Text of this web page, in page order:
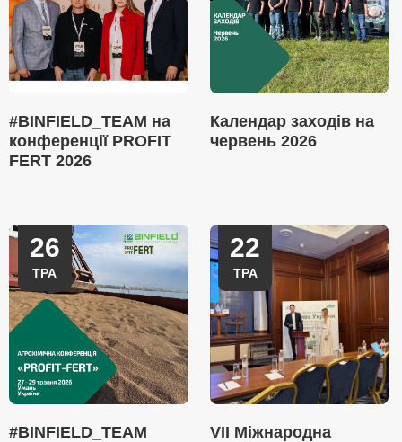
#BINFIELD_TEAM на
конференції PROFIT
FERT 2026
Календар заходів на
червень 2026
26
ТРА
#BINFIELD_TEAM
22
ТРА
VII Міжнародна